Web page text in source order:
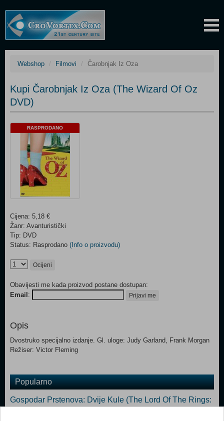
Webshop Filmovi Čarobnjak Iz Oza
Kupi Čarobnjak Iz Oza (The Wizard Of Oz
DVD)
RASPRODANO
Cijena: 5,18 €
Žanr: Avanturistički
Tip: DVD
Status: Rasprodano (Info o proizvodu)
Ocijeni
Obavijesti me kada proizvod postane dostupan:
Email : Prijavi me
Opis
Dvostruko specijalno izdanje. Gl. uloge: Judy Garland, Frank Morgan
Režiser: Victor Fleming
Popularno
Gospodar Prstenova: Dvije Kule (The Lord Of The Rings: